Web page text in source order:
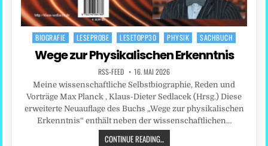
Posted
in
BIOGRAFIE LESEPROBE LESETOPP30 PHYSIK SACHBUCH
Wege zur Physikalischen Erkenntnis
RSS-FEED 16. MAI 2026
Meine wissenschaftliche Selbstbiographie, Reden und
Vorträge Max Planck , Klaus-Dieter Sedlacek (Hrsg.) Diese
erweiterte Neuauflage des Buchs „Wege zur physikalischen
Erkenntnis“ enthält neben der wissenschaftlichen…
CONTINUE READING...